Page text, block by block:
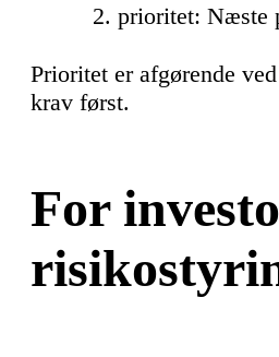
prioritet: Næste
Prioritet er afgørende
krav først.
For